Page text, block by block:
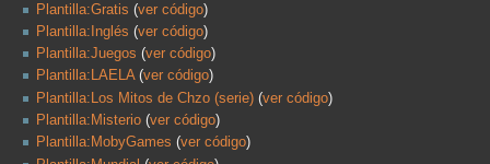
Plantilla:Gratis (ver código)
Plantilla:Inglés (ver código)
Plantilla:Juegos (ver código)
Plantilla:LAELA(ver código)
Plantilla:Los Mitos de Chzo (serie) (ver código)
Plantilla:Misterio (ver código)
Plantilla:MobyGames (ver código)